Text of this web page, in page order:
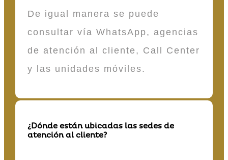
De igual manera se puede
consultar vía WhatsApp, agencias
de atención al cliente, Call Center
y las unidades móviles.
¿Dónde están ubicadas las sedes de
atención al cliente?